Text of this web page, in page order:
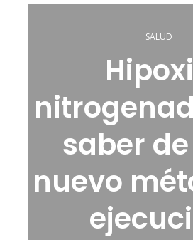
SALUD
saber
nuevo